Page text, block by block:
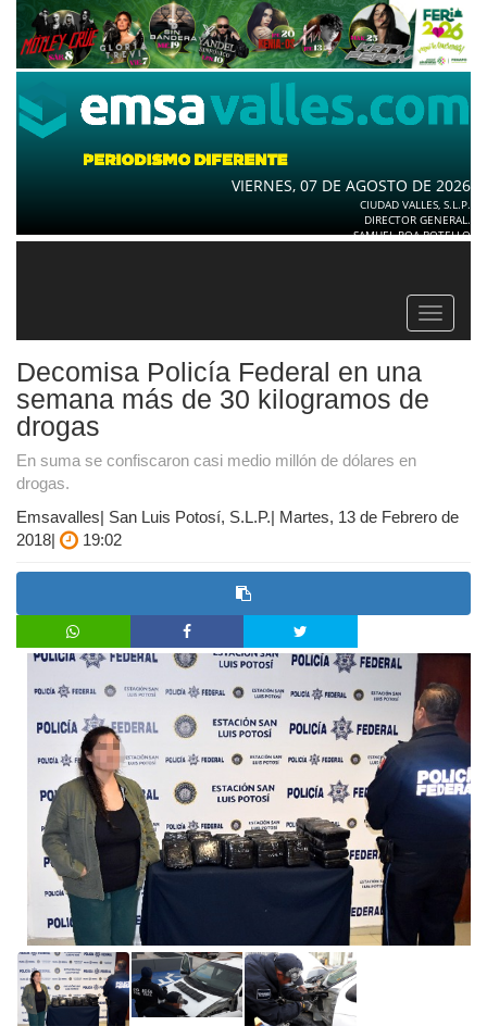
VIERNES, 07 DE AGOSTO DE 2026
CIUDAD VALLES, S.L.P.
DIRECTOR GENERAL.
SAMUEL ROA BOTELLO
Toggle
Decomisa Policía Federal en una
semana más de 30 kilogramos de
drogas
En suma se confiscaron casi medio millón de dólares en
drogas.
Emsavalles| San Luis Potosí, S.L.P.| Martes, 13 de Febrero de
2018|
19:02